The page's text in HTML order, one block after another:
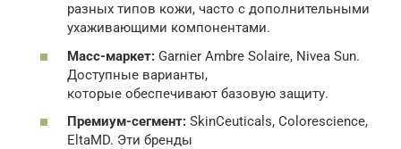
разных типов кожи, часто с дополнительными
ухаживающими компонентами.
Масс-маркет: Garnier Ambre Solaire, Nivea Sun.
Доступные варианты,
которые обеспечивают базовую защиту.
Премиум-сегмент: SkinCeuticals, Colorescience,
EltaMD. Эти бренды